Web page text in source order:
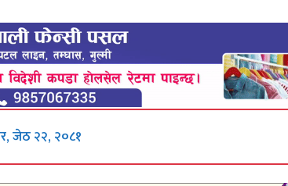
जेठ २२, २०८१